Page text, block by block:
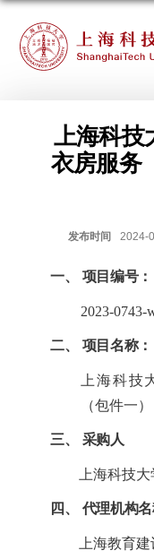
上海科技
衣房服务
发布时间 2024-
一、 项目编号：
2023-0743-
二、 项目名称：
上海科技
（包件一）
三、 采购人
上海科技大
四、 代理机构
上海教育